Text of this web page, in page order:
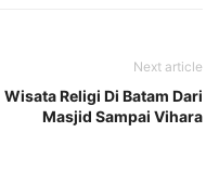
Next article
Wisata Religi Di Batam Dari
Masjid Sampai Vihara